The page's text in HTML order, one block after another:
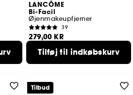
LANCÔME
Bi-Facil
Øjenmakeupfjerner
39
279,00 KR
Tilføj til indkøbskurv
Tilbud